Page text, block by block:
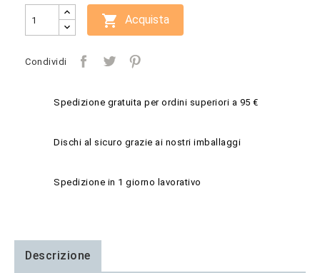
 Acquista
Condividi
Spedizione gratuita per ordini superiori a 95 €
Dischi al sicuro grazie ai nostri imballaggi
Spedizione in 1 giorno lavorativo
Descrizione